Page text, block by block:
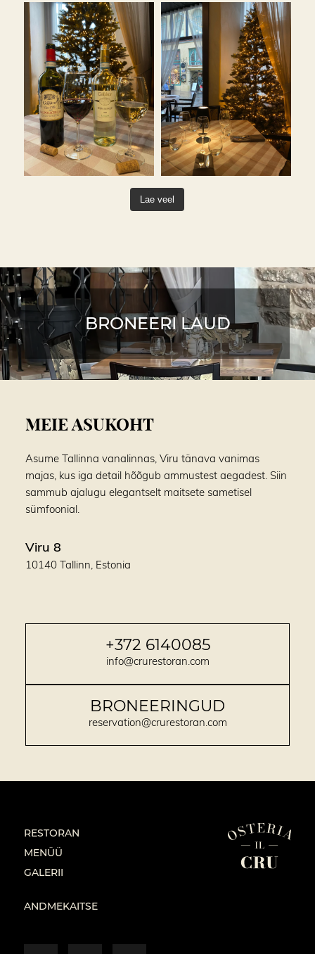
Lae veel
BRONEERI LAUD
MEIE ASUKOHT
Asume Tallinna vanalinnas, Viru tänava vanimas
majas, kus iga detail hõõgub ammustest aegadest. Siin
sammub ajalugu elegantselt maitsete sametisel
sümfoonial.
Viru 8
10140 Tallinn, Estonia
+372 6140085
info@crurestoran.com
BRONEERINGUD
reservation@crurestoran.com
RESTORAN
MENÜÜ
GALERII
ANDMEKAITSE